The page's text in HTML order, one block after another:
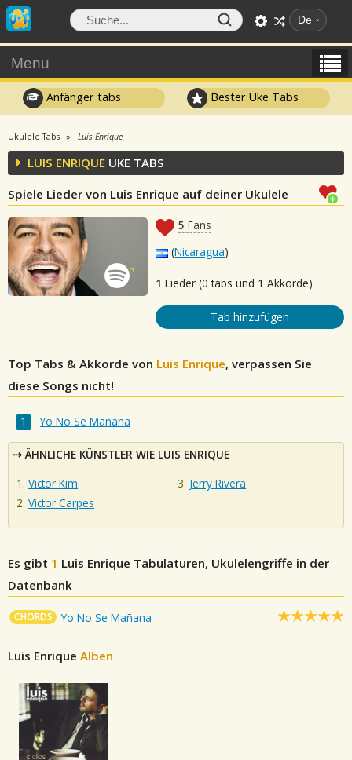
De
Menu
Anfänger tabs Bester Uke Tabs
Ukulele Tabs Luis Enrique
LUIS ENRIQUE UKE TABS
Spiele Lieder von Luis Enrique auf deiner Ukulele
5 Fans
(Nicaragua)
1 Lieder (0 tabs und 1 Akkorde)
Tab hinzufügen
Top Tabs & Akkorde von Luis Enrique, verpassen Sie
diese Songs nicht!
Yo No Se Mañana
ÄHNLICHE KÜNSTLER WIE LUIS ENRIQUE
Victor Kim
Victor Carpes
Jerry Rivera
Es gibt 1 Luis Enrique Tabulaturen, Ukulelengriffe in der
Datenbank
CHORDS Yo No Se Mañana
Luis Enrique Alben